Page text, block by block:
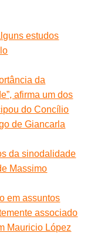
estudos
da
afirma um dos
do Concílio
de Giancarla
da sinodalidade
Massimo
em assuntos
associado
Mauricio López